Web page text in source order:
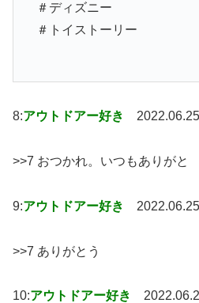
＃ディズニー
＃トイストーリー
8:アウトドアー好き
>>7 おつかれ。いつもありがと
9:アウトドアー好き
>>7 ありがとう
10:アウトドアー好き